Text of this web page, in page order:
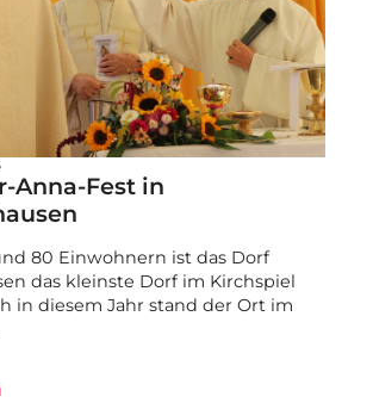
Anna-Fest in
80 Einwohnern ist das Dorf
das kleinste Dorf im Kirchspiel
in diesem Jahr stand der Ort im